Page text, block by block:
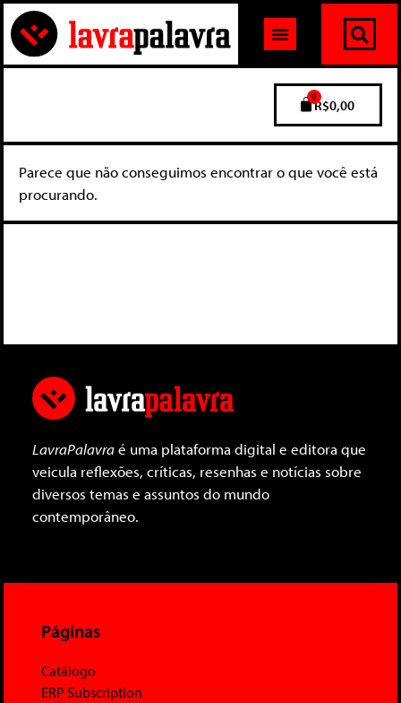
R$0,00
0
Parece que não conseguimos encontrar o que você está
procurando.
LavraPalavraé uma plataforma digital e editora que
veicula reflexões, críticas, resenhas e notícias sobre
diversos temas e assuntos do mundo
contemporâneo.
Páginas
Catálogo
ERP Subscription